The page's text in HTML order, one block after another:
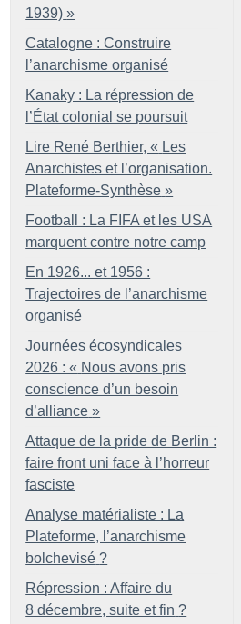
1939) »
Catalogne : Construire
l’anarchisme organisé
Kanaky : La répression de
l’État colonial se poursuit
Lire René Berthier, « Les
Anarchistes et l’organisation.
Plateforme-Synthèse »
Football : La FIFA et les USA
marquent contre notre camp
En 1926... et 1956 :
Trajectoires de l’anarchisme
organisé
Journées écosyndicales
2026 : « Nous avons pris
conscience d’un besoin
d’alliance »
Attaque de la pride de Berlin :
faire front uni face à l’horreur
fasciste
Analyse matérialiste : La
Plateforme, l’anarchisme
bolchevisé ?
Répression : Affaire du
8 décembre, suite et fin ?